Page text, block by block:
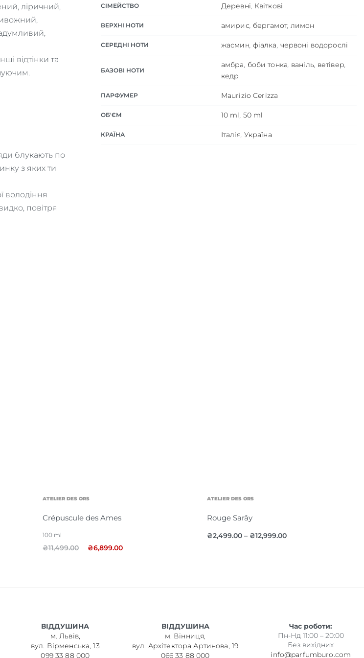
ліричний,
відтінки та
блукають по
з яких ти
володіння
повітря
СІМЕЙСТВО Деревні, Квіткові
ВЕРХНІ НОТИ амирис, бергамот, лимон
СЕРЕДНІ НОТИ жасмин, фіалка, червоні водорослі
БАЗОВІ НОТИ
амбра, боби тонка, ваніль, ветівер,
кедр
ПАРФУМЕР Maurizio Cerizza
ОБ'ЄМ 10 ml, 50 ml
КРАЇНА Італія, Україна
ATELIER DES ORS
Crépuscule des Ames
100 ml
₴11,499.00 ₴6,899.00
ATELIER DES ORS
Rouge Sarây
₴2,499.00 – ₴12,999.00
ВІДДУШИНА
м. Львів,
вул. Вірменська, 13
099 33 88 000
ВІДДУШИНА
м. Вінниця,
вул. Архітектора Артинова, 19
066 33 88 000
Час роботи:
Пн-Нд 11:00 – 20:00
Без вихідних
info@parfumburo.com